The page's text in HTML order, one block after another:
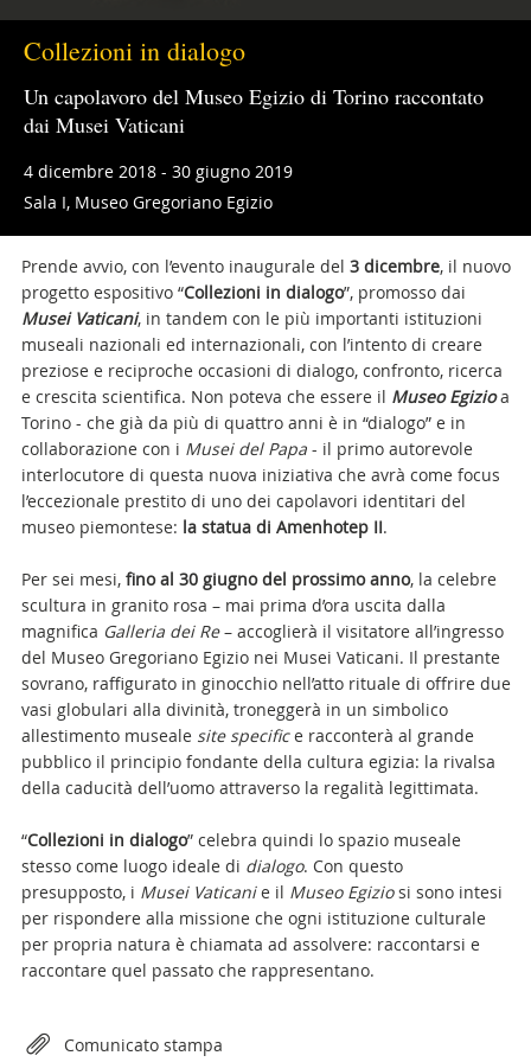
Collezioni in dialogo
Un capolavoro del Museo Egizio di Torino raccontato
dai Musei Vaticani
4 dicembre 2018 - 30 giugno 2019
Sala I, Museo Gregoriano Egizio
Prende avvio, con l’evento inaugurale del 3 dicembre, il nuovo
progetto espositivo “Collezioni in dialogo”, promosso dai
Musei Vaticani, in tandem con le più importanti istituzioni
museali nazionali ed internazionali, con l’intento di creare
preziose e reciproche occasioni di dialogo, confronto, ricerca
e crescita scientifica. Non poteva che essere il Museo Egizio a
Torino - che già da più di quattro anni è in “dialogo” e in
collaborazione con i Musei del Papa- il primo autorevole
interlocutore di questa nuova iniziativa che avrà come focus
l’eccezionale prestito di uno dei capolavori identitari del
museo piemontese: la statua di Amenhotep II.
Per sei mesi, fino al 30 giugno del prossimo anno, la celebre
scultura in granito rosa – mai prima d’ora uscita dalla
magnifica Galleria dei Re– accoglierà il visitatore all’ingresso
del Museo Gregoriano Egizio nei Musei Vaticani. Il prestante
sovrano, raffigurato in ginocchio nell’atto rituale di offrire due
vasi globulari alla divinità, troneggerà in un simbolico
allestimento museale site specifice racconterà al grande
pubblico il principio fondante della cultura egizia: la rivalsa
della caducità dell’uomo attraverso la regalità legittimata.
“Collezioni in dialogo” celebra quindi lo spazio museale
stesso come luogo ideale di dialogo. Con questo
presupposto, i Musei Vaticanie il Museo Egiziosi sono intesi
per rispondere alla missione che ogni istituzione culturale
per propria natura è chiamata ad assolvere: raccontarsi e
raccontare quel passato che rappresentano.
Attachments
Comunicato stampa